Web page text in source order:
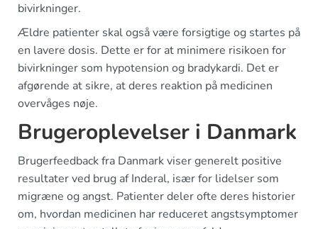
bivirkninger.
Ældre patienter skal også være forsigtige og startes på
en lavere dosis. Dette er for at minimere risikoen for
bivirkninger som hypotension og bradykardi. Det er
afgørende at sikre, at deres reaktion på medicinen
overvåges nøje.
Brugeroplevelser i Danmark
Brugerfeedback fra Danmark viser generelt positive
resultater ved brug af Inderal, især for lidelser som
migræne og angst. Patienter deler ofte deres historier
om, hvordan medicinen har reduceret angstsymptomer